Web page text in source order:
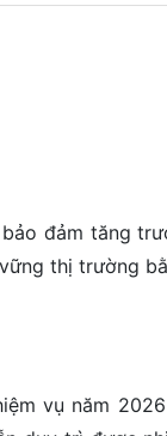
đảm tăng
thị trường
vụ năm